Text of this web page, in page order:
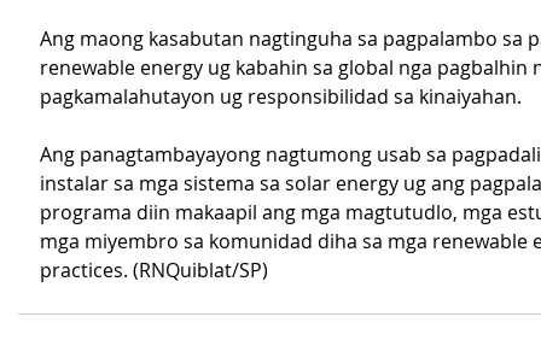
Ang maong kasabutan nagtinguha sa pagpalambo sa
renewable energy ug kabahin sa global nga pagbalhin
pagkamalahutayon ug responsibilidad sa kinaiyahan.
Ang panagtambayayong nagtumong usab sa
instalar sa mga sistema sa solar energy ug ang
programa diin makaapil ang mga magtutudlo, mga
mga miyembro sa komunidad diha sa mga renewable
practices. (RNQuiblat/SP)